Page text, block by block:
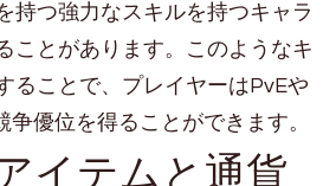
持つ強力なスキルを持つキャラ
ことがあります。このようなキ
ることで、プレイヤーはPvEや
争優位を得ることができます。
イテムと通貨